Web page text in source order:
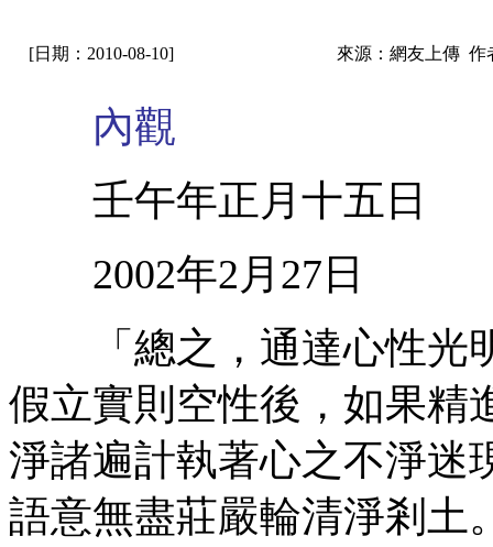
[日期：2010-08-10] 來源：網友上傳 作
內觀
壬午年正月十五
2002年2月27日
「總之，通達心性光
假立實則空性後，如果精
淨諸遍計執著心之不淨迷
語意無盡莊嚴輪清淨剎土